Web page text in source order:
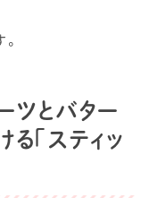
ツとバター
「スティッ